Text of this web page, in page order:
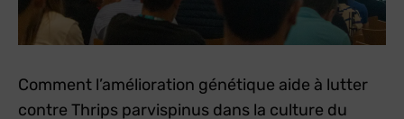
Comment l’amélioration génétique aide à lutter
contre Thrips parvispinus dans la culture du